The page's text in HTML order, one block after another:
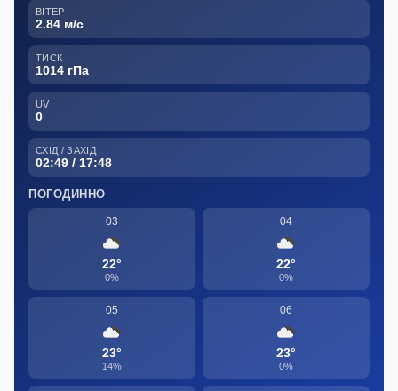
ВІТЕР
2.84 м/с
ТИСК
1014 гПа
UV
0
СХІД / ЗАХІД
02:49 / 17:48
ПОГОДИННО
03
22°
0%
04
22°
0%
05
23°
14%
06
23°
0%